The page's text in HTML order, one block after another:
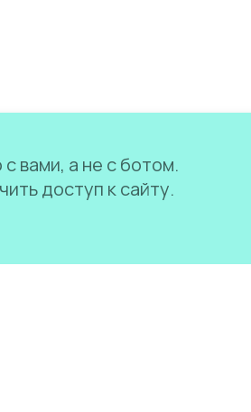
вами, а не с ботом.
доступ к сайту.